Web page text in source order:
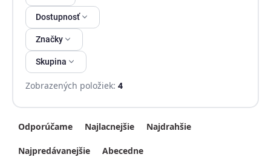
Dostupnosť
Značky
Skupina
Zobrazených položiek: 4
Radenie produktov
Odporúčame Najlacnejšie Najdrahšie
Najpredávanejšie Abecedne